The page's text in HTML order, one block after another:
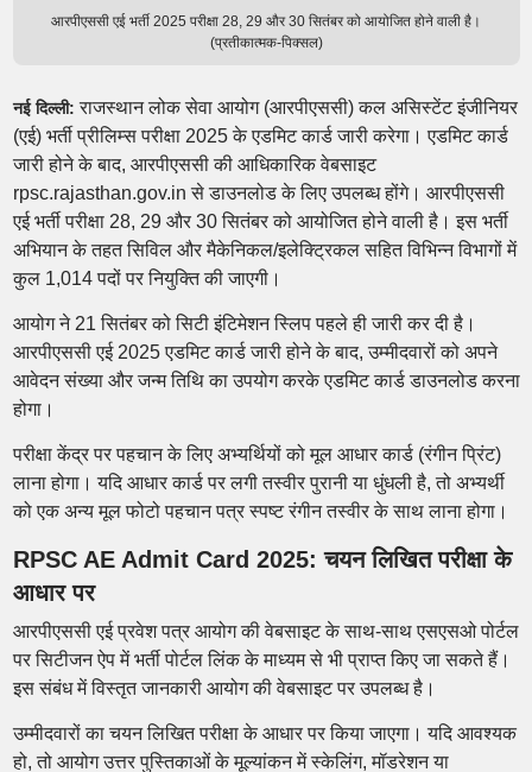
आरपीएससी एई भर्ती 2025 परीक्षा 28, 29 और 30 सितंबर को आयोजित होने वाली है।
(प्रतीकात्मक-पिक्सल)
नई दिल्ली: राजस्थान लोक सेवा आयोग (आरपीएससी) कल असिस्टेंट इंजीनियर
(एई) भर्ती प्रीलिम्स परीक्षा 2025 के एडमिट कार्ड जारी करेगा। एडमिट कार्ड
जारी होने के बाद, आरपीएससी की आधिकारिक वेबसाइट
rpsc.rajasthan.gov.in से डाउनलोड के लिए उपलब्ध होंगे। आरपीएससी
एई भर्ती परीक्षा 28, 29 और 30 सितंबर को आयोजित होने वाली है। इस भर्ती
अभियान के तहत सिविल और मैकेनिकल/इलेक्ट्रिकल सहित विभिन्न विभागों में
कुल 1,014 पदों पर नियुक्ति की जाएगी।
आयोग ने 21 सितंबर को सिटी इंटिमेशन स्लिप पहले ही जारी कर दी है।
आरपीएससी एई 2025 एडमिट कार्ड जारी होने के बाद, उम्मीदवारों को अपने
आवेदन संख्या और जन्म तिथि का उपयोग करके एडमिट कार्ड डाउनलोड करना
होगा।
परीक्षा केंद्र पर पहचान के लिए अभ्यर्थियों को मूल आधार कार्ड (रंगीन प्रिंट)
लाना होगा। यदि आधार कार्ड पर लगी तस्वीर पुरानी या धुंधली है, तो अभ्यर्थी
को एक अन्य मूल फोटो पहचान पत्र स्पष्ट रंगीन तस्वीर के साथ लाना होगा।
RPSC AE Admit Card 2025: चयन लिखित परीक्षा के
आधार पर
आरपीएससी एई प्रवेश पत्र आयोग की वेबसाइट के साथ-साथ एसएसओ पोर्टल
पर सिटीजन ऐप में भर्ती पोर्टल लिंक के माध्यम से भी प्राप्त किए जा सकते हैं।
इस संबंध में विस्तृत जानकारी आयोग की वेबसाइट पर उपलब्ध है।
उम्मीदवारों का चयन लिखित परीक्षा के आधार पर किया जाएगा। यदि आवश्यक
हो, तो आयोग उत्तर पुस्तिकाओं के मूल्यांकन में स्केलिंग, मॉडरेशन या